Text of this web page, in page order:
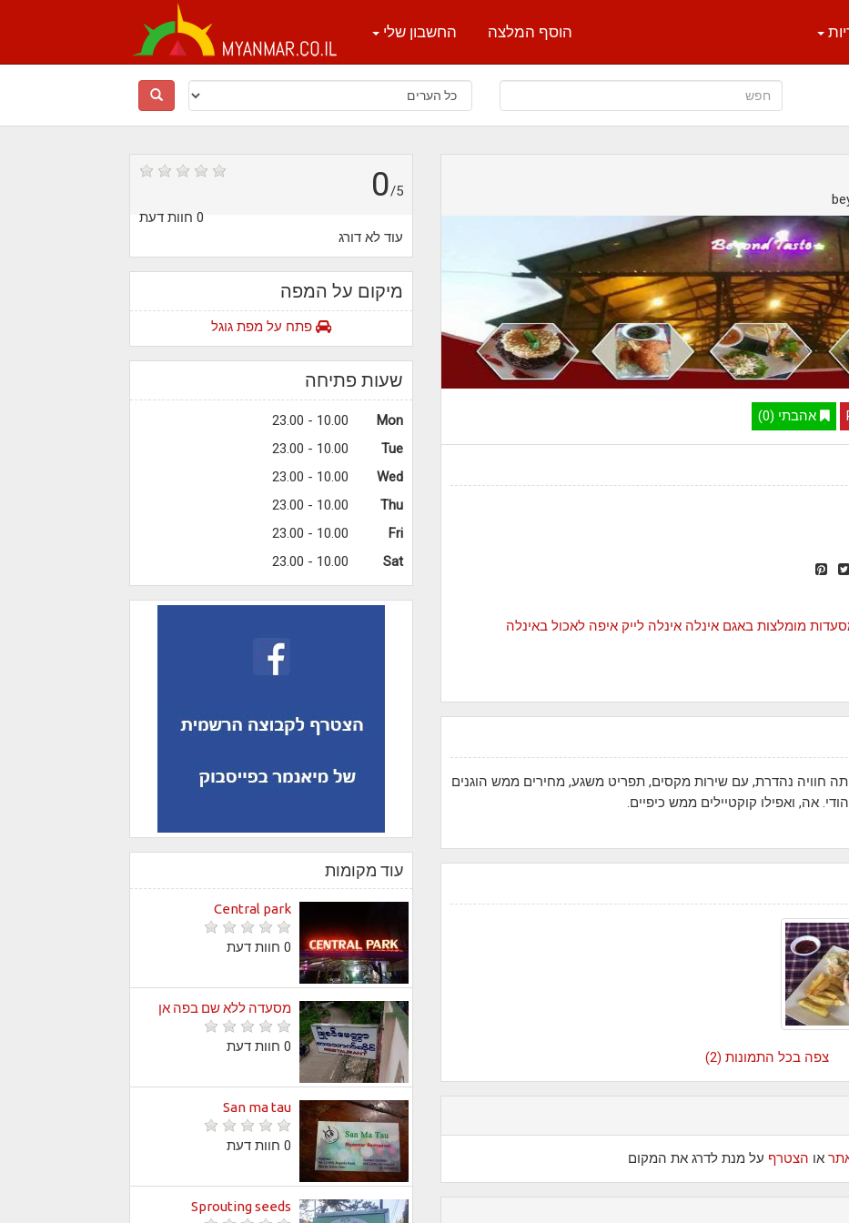
הוסף המלצה החשבון שלי
אהבתי (0)
מומלצות באגם אינלה אינלה לייק איפה לאכול באינלה
חוויה נהדרת, עם שירות מקסים, תפריט משגע, מחירים ממש הוגנים
אה, ואפילו קוקטיילים ממש כיפיים.
צפה בכל התמונות (2)
או הצטרף על מנת לדרג את המקום
0/5
0 חוות דעת
עוד לא דורג
מיקום על המפה
פתח על מפת גוגל
שעות פתיחה
Mon
10.00 - 23.00
Tue
10.00 - 23.00
Wed
10.00 - 23.00
Thu
10.00 - 23.00
Fri
10.00 - 23.00
Sat
10.00 - 23.00
עוד מקומות
Central park
0 חוות דעת
מסעדה ללא שם בפה אן
0 חוות דעת
San ma tau
0 חוות דעת
Sprouting seeds